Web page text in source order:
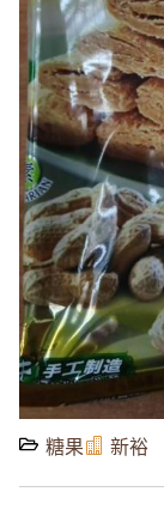
糖果 新裕